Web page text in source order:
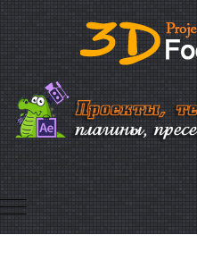
Mobile Menu Toggle